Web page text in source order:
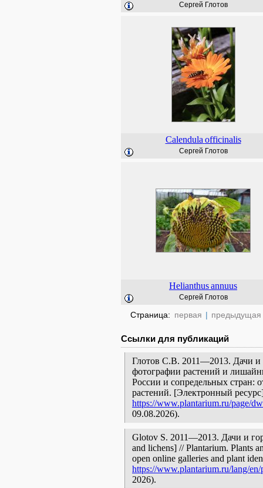
Сергей Глотов
Calendula officinalis
Сергей Глотов
Helianthusannuus
Сергей Глотов
Страница: первая | предыдущая
Ссылки для публикаций
Глотов С.В. 2011—2013. Дачи и
фотографии растений и
России и сопредельных стран:
растений. [Электронный
https://www.plantarium.ru/page/
09.08.2026).
Glotov S. 2011—2013. Дачи и
and lichens] // Plantarium. Plants
open online galleries and plant
https://www.plantarium.ru/lang/
2026).